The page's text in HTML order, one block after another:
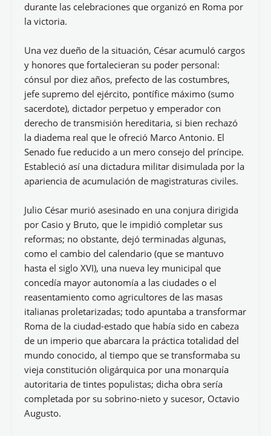
durante las celebraciones que organizó en Roma por
la victoria.
Una vez dueño de la situación, César acumuló cargos
y honores que fortalecieran su poder personal:
cónsul por diez años, prefecto de las costumbres,
jefe supremo del ejército, pontífice máximo (sumo
sacerdote), dictador perpetuo y emperador con
derecho de transmisión hereditaria, si bien rechazó
la diadema real que le ofreció Marco Antonio. El
Senado fue reducido a un mero consejo del príncipe.
Estableció así una dictadura militar disimulada por la
apariencia de acumulación de magistraturas civiles.
Julio César murió asesinado en una conjura dirigida
por Casio y Bruto, que le impidió completar sus
reformas; no obstante, dejó terminadas algunas,
como el cambio del calendario (que se mantuvo
hasta el siglo XVI), una nueva ley municipal que
concedía mayor autonomía a las ciudades o el
reasentamiento como agricultores de las masas
italianas proletarizadas; todo apuntaba a transformar
Roma de la ciudad-estado que había sido en cabeza
de un imperio que abarcara la práctica totalidad del
mundo conocido, al tiempo que se transformaba su
vieja constitución oligárquica por una monarquía
autoritaria de tintes populistas; dicha obra sería
completada por su sobrino-nieto y sucesor, Octavio
Augusto.